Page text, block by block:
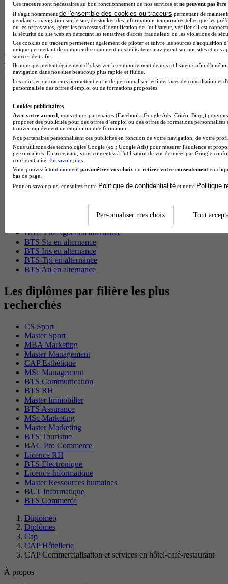
BTS Communication à Bordeaux
Master Psychologie à Angers
BTS Communication à Lyon
BTS Ndrc à Lyon
Les intitulés de diplôme par alternance
les plus recherchés
BTS Dietetique en alternance
BTS Mco en alternance
BTS Pi en alternance
BTS Sp3s en alternance
Master CCA en alternance
BTS Ndrc en alternance
BTS Sam en alternance
Cap Fleuriste en alternance
BTS Sio en alternance
MSc Marketing Digital en alternance
Cap Electricien en alternance
BTS Gpn en alternance
BTS Domotique en alternance
BAC Pro Agora en alternance
BTS Sta en alternance
BTS Iris en alternance
BTS Tpl en alternance
BTS Ati en alternance
Les diplômes par filière les plus
recherchés
CS Sport
Master Sport
MBA Marketing
Master Management
CAP Esthétique
MSc Management
BTS Communication
BTS RH
Master Immobilier
BTS Assurance
MSc Marketing
Master Marketing
BTS Tourisme
BAC Pro Commerce
Licence RH
BTS Electronique
Licence Informatique
Master Ressources humaines
BUT Informatique
BTS Commerce
Diplomeo
Diplômes
Cap
CAP Hôtellerie
CAP Commercialisation et services en hôtel-café-restaurant
À propos
Ces traceurs sont nécessaires au bon fonctionnement de nos services et ne peuvent pas être
Il s'agit notamment de l'ensemble des cookies ou traceurs permettant de
pendant sa navigation sur le site, de stocker des informations temporaires telles que les
ou les offres vues, gérer les processus d'identification de l'utilisateur, vérifier s'il est
la sécurité du site web en détectant les tentatives d'accès frauduleux ou les violations de
Ces cookies ou traceurs permettent également de piloter et suivre les sources d'acquisition
unique permettant de comprendre comment nos utilisateurs naviguent sur nos sites et nos
sources de trafic.
Ils nous permettent également d’observer le comportement de nos utilisateurs afin
navigation dans nos sites beaucoup plus rapide et fluide.
Ces cookies ou traceurs permettent enfin de personnaliser les interfaces de consultation et
personnalisée des offres d'emploi ou de formations proposées.
Cookies publicitaires
Avec votre accord , nous et nos partenaires (Facebook, Google Ads, Critéo, Bing,)
proposer des publicités pour des offres d’emploi ou des offres de formations
trouver rapidement un emploi ou une formation.
Nos partenaires personnalisent ces publicités en fonction de votre navigation, de votre
Nous utilisons des technologies Google (ex : Google Ads) pour mesurer l'audience et
personnalisés. En acceptant, vous consentez à l'utilisation de vos données par Google
confidentialité. En savoir plus
Vous pouvez à tout moment paramétrer vos choix ou retirer votre consentement en
bas de page.
Pour en savoir plus, consultez notre Politique de confidentialité et notre Politique
Personnaliser mes choix Tout